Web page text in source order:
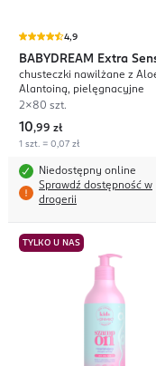
4,9
BABYDREAM Extra
chusteczki nawilżane z
Alantoiną, pielęgnacyjne
2x80 szt.
10,99 zł
1 szt. = 0,07 zł
Niedostępny online
Sprawdź dostępność w
drogerii
TYLKO U NAS